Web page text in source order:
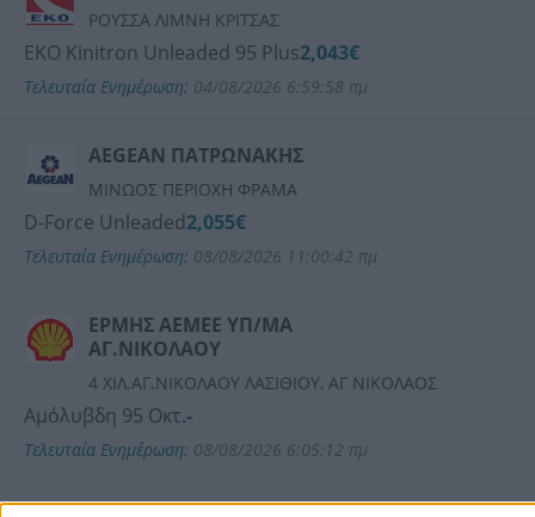
ΡΟΥΣΣΑ ΛΙΜΝΗ ΚΡΙΤΣΑΣ
ΕΚΟ Kinitron Unleaded 95 Plus2,043€
Τελευταία Ενημέρωση: 04/08/2026 6:59:58 πμ
AEGEAN ΠΑΤΡΩΝΑΚΗΣ
ΜΙΝΩΟΣ ΠΕΡΙΟΧΗ ΦΡΑΜΑ
D-Force Unleaded2,055€
Τελευταία Ενημέρωση: 08/08/2026 11:00:42 πμ
ΕΡΜΗΣ ΑΕΜΕΕ ΥΠ/ΜΑ
ΑΓ.ΝΙΚΟΛΑΟΥ
4 ΧΙΛ.ΑΓ.ΝΙΚΟΛΑΟΥ ΛΑΣΙΘΙΟΥ, ΑΓ ΝΙΚΟΛΑΟΣ
Αμόλυβδη 95 Οκτ.-
Τελευταία Ενημέρωση: 08/08/2026 6:05:12 πμ